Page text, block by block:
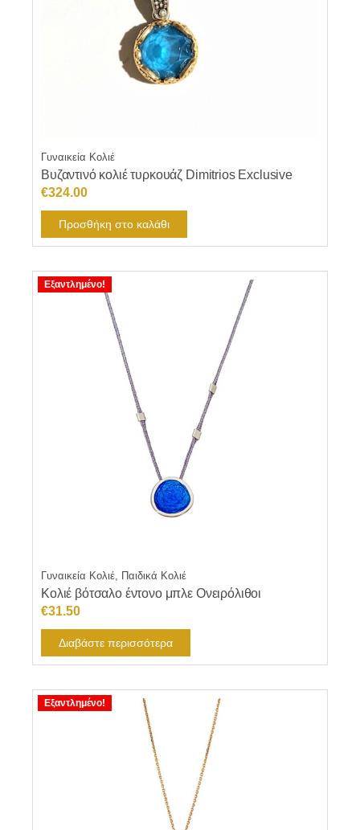
Γυναικεία Κολιέ
Βυζαντινό κολιέ τυρκουάζ Dimitrios Exclusive
€324.00
Προσθήκη στο καλάθι
Εξαντλημένο!
Γυναικεία Κολιέ, Παιδικά Κολιέ
Κολιέ βότσαλο έντονο μπλε Ονειρόλιθοι
€31.50
Διαβάστε περισσότερα
Εξαντλημένο!